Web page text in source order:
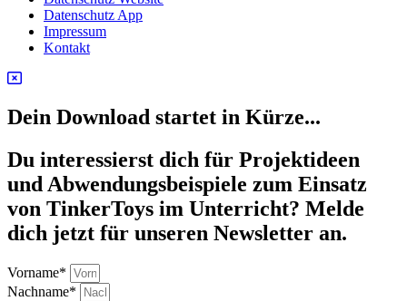
Datenschutz App
Impressum
Kontakt
Dein Download startet in Kürze...
Du interessierst dich für Projektideen
und Abwendungsbeispiele zum Einsatz
von TinkerToys im Unterricht? Melde
dich jetzt für unseren Newsletter an.
Vorname*
Nachname*